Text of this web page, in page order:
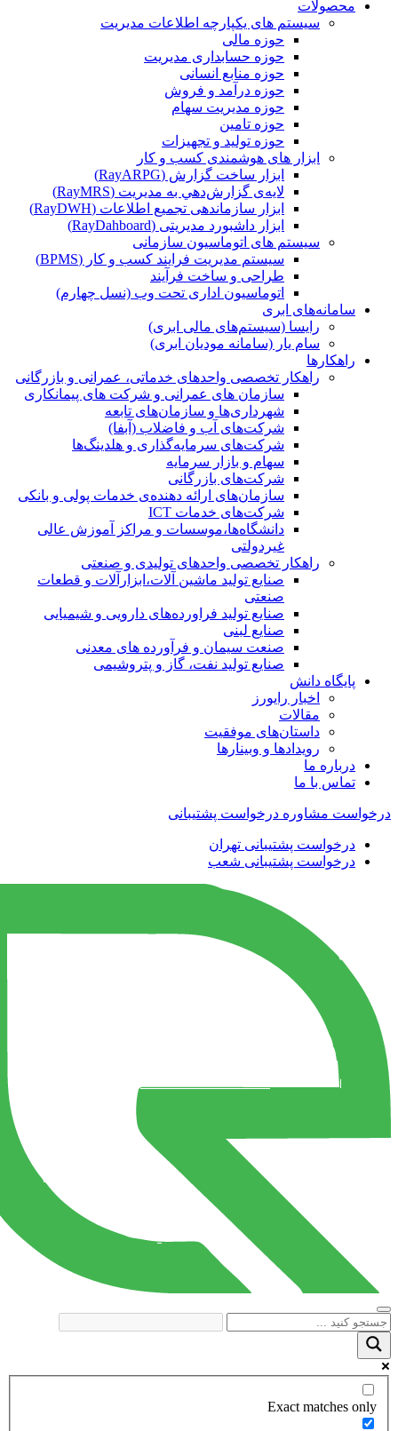
محصولات
سیستم های یکپارچه اطلاعات مدیریت
حوزه مالی
حوزه حسابداری مدیریت
حوزه منابع انسانی
حوزه درآمد و فروش
حوزه مدیریت سهام
حوزه تامین
حوزه تولید و تجهیزات
ابزار های هوشمندی کسب و کار
ابزار ساخت گزارش (RayARPG)
لایه‌ی گزارش‌دهي به مديريت (RayMRS)
ابزار سازماندهی تجمیع اطلاعات (RayDWH)
ابزار داشبورد مدیریتی (RayDahboard)
سیستم های اتوماسیون سازمانی
سیستم مدیریت فرایند کسب و کار (BPMS)
طراحی و ساخت فرآیند
اتوماسیون اداری تحت وب (نسل چهارم)
سامانه‌های ابری
رایسا (سیستم‌های مالی ابری)
سام یار (سامانه مودیان ابری)
راهکارها
راهکار تخصصی واحدهای خدماتی، عمرانی و بازرگانی
سازمان های عمرانی و شرکت های پیمانکاری
شهرداری‌ها و سازمان‌های تابعه
شرکت‌های آب و فاضلاب (آبفا)
شرکت‌های سرمایه‌گذاری و هلدینگ‌ها
سهام و بازار سرمایه
شرکت‌های بازرگانی
سازمان‌های ارائه دهنده‌ی خدمات پولی و بانکی
شرکت‌های خدمات ICT
دانشگاه‌ها،موسسات و مراکز آموزش عالی
غیردولتی
راهکار تخصصی واحدهای تولیدی و صنعتی
صنایع توليد ماشين آلات،ابزارآلات و قطعات
صنعتی
صنایع تولید فراورده‌های دارویی و شیمیایی
صنایع لبنی
صنعت سیمان و فرآورده های معدنی
صنایع تولید نفت، گاز و پتروشيمی
پایگاه دانش
اخبار رایورز
مقالات
داستان‌های موفقیت
رویدادها و وبینارها
درباره ما
تماس با ما
درخواست مشاوره درخواست پشتیبانی
درخواست پشتیبانی تهران
درخواست پشتیبانی شعب
Exact matches only